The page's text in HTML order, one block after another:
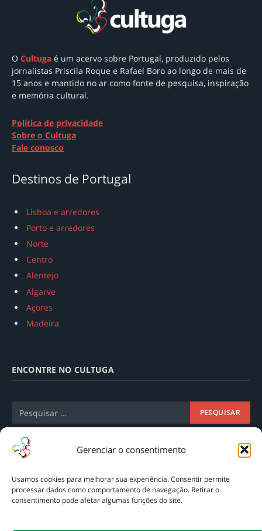
Gerenciar o consentimento
Usamos cookies para melhorar sua experiência. Consentir permite
processar dados como comportamento de navegação. Retirar o
consentimento pode afetar algumas funções do site.
O Cultuga é um acervo sobre Portugal, produzido pelos
jornalistas Priscila Roque e Rafael Boro ao longo de mais de
15 anos e mantido no ar como fonte de pesquisa, inspiração
e memória cultural.
Política de privacidade
Sobre o Cultuga
Fale conosco
Destinos de Portugal
Lisboa e arredores
Porto e arredores
Norte
Centro
Alentejo
Algarve
Açores
Madeira
ENCONTRE NO CULTUGA